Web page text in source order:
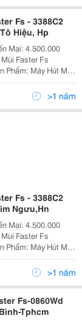
Fs - 3388C2
Black-70Cm Tại Bêp68 292B Tô Hiệu, Hp
>1 năm
Fs - 3388C2
Ngưu,Hn
>1 năm
Fs-0860Wd
Tphcm